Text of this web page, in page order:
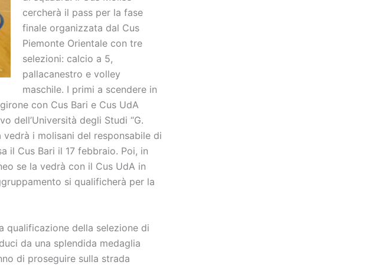
cercherà il pass per la fase
finale organizzata dal Cus
Piemonte Orientale con tre
selezioni: calcio a 5,
pallacanestro e volley
maschile. I primi a scendere in
con Cus Bari e Cus UdA
dell’Università degli Studi “G.
vedrà i molisani del responsabile di
il Cus Bari il 17 febbraio. Poi, in
se la vedrà con il Cus UdA in
si qualificherà per la
qualificazione della selezione di
da una splendida medaglia
di proseguire sulla strada